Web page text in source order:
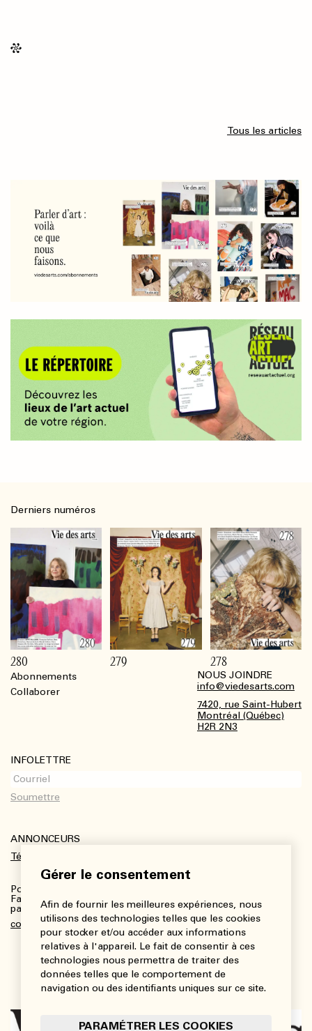
Gérer le consentement
Afin de fournir les meilleures expériences, nous
utilisons des technologies telles que les cookies
pour stocker et/ou accéder aux informations
relatives à l'appareil. Le fait de consentir à ces
technologies nous permettra de traiter des
données telles que le comportement de
navigation ou des identifiants uniques sur ce site.
PARAMÉTRER LES COOKIES
Tous les articles
Abonnements
Collaborer
NOUS JOINDRE
info@viedesarts.com
7420, rue Saint-Hubert
Montréal (Québec)
H2R 2N3
INFOLETTRE
ANNONCEURS
Télécharger le kit média
Pour plus de renseignements :
Fanny Charbonneau, Responsable des communications,
partenariats et publicités
communications@viedesarts.com
Derniers numéros
280 279 278